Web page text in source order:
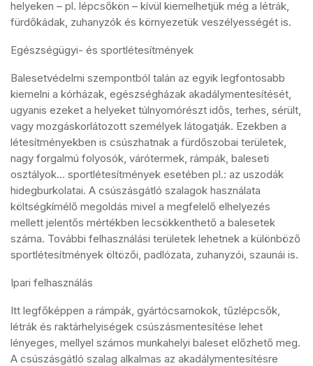
helyeken – pl. lépcsőkön – kívül kiemelhetjük még a létrák,
fürdőkádak, zuhanyzók és környezetük veszélyességét is.
Egészségügyi- és sportlétesítmények
Balesetvédelmi szempontból talán az egyik legfontosabb
kiemelni a kórházak, egészségházak akadálymentesítését,
ugyanis ezeket a helyeket túlnyomórészt idős, terhes, sérült,
vagy mozgáskorlátozott személyek látogatják. Ezekben a
létesítményekben is csúszhatnak a fürdőszobai területek,
nagy forgalmú folyosók, várótermek, rámpák, baleseti
osztályok… sportlétesítmények esetében pl.: az uszodák
hidegburkolatai. A csúszásgátló szalagok használata
költségkímélő megoldás mivel a megfelelő elhelyezés
mellett jelentős mértékben lecsökkenthető a balesetek
száma. További felhasználási területek lehetnek a különböző
sportlétesítmények öltözői, padlózata, zuhanyzói, szaunái is.
Ipari felhasználás
Itt legfőképpen a rámpák, gyártócsarnokok, tűzlépcsők,
létrák és raktárhelyiségek csúszásmentesítése lehet
lényeges, mellyel számos munkahelyi baleset előzhető meg.
A csúszásgátló szalag alkalmas az akadálymentesítésre